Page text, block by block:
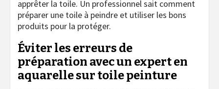
apprêter la toile. Un professionnel sait comment
préparer une toile à peindre et utiliser les bons
produits pour la protéger.
Éviter les erreurs de
préparation avec un expert en
aquarelle sur toile peinture